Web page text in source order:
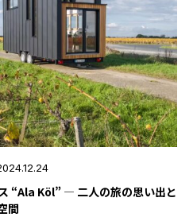
“Ala Köl” — 二人の旅の思い出と
間